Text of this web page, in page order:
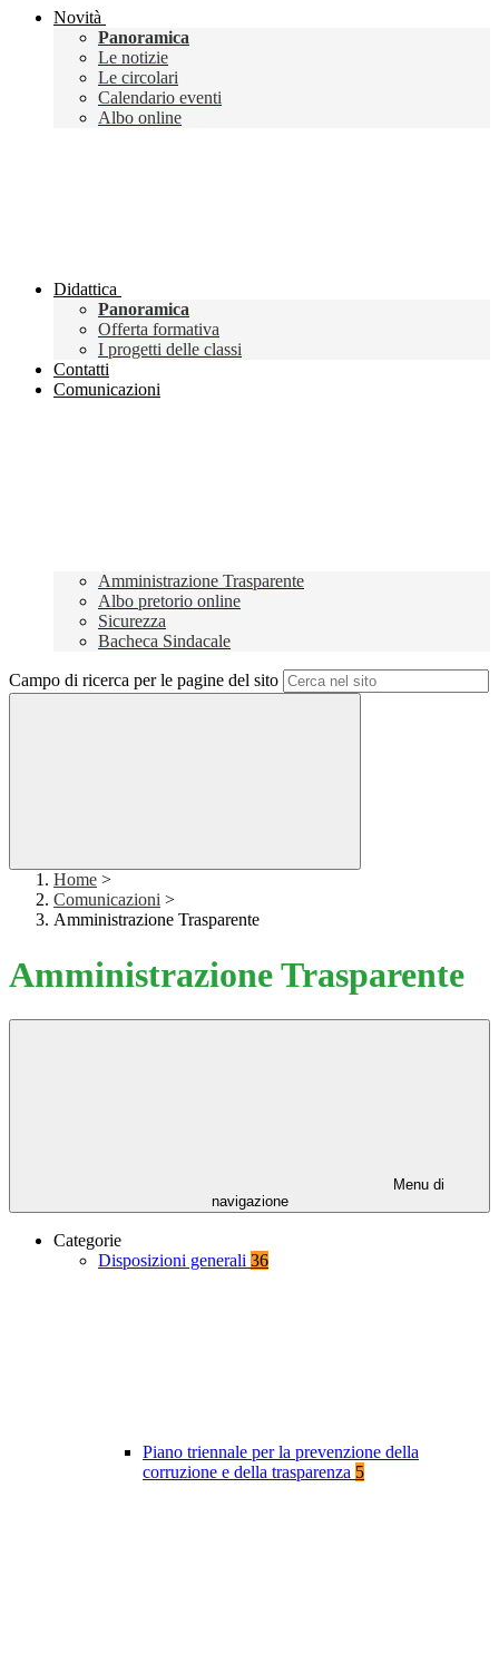
Novità
Panoramica
Le notizie
Le circolari
Calendario eventi
Albo online
Didattica
Panoramica
Offerta formativa
I progetti delle classi
Contatti
Comunicazioni
Amministrazione Trasparente
Albo pretorio online
Sicurezza
Bacheca Sindacale
Campo di ricerca per le pagine del sito
Home >
Comunicazioni >
Amministrazione Trasparente
Amministrazione Trasparente
Menu di
navigazione
Categorie
Disposizioni generali 36
Piano triennale per la prevenzione della
corruzione e della trasparenza 5